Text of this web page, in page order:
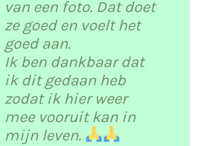
van een foto. Dat doet
ze goed en voelt het
goed aan.
Ik ben dankbaar dat
ik dit gedaan heb
zodat ik hier weer
mee vooruit kan in
mijn leven.